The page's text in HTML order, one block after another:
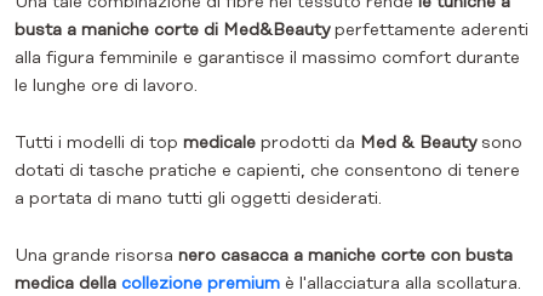
busta a maniche corte di Med&Beautyperfettamente aderenti
alla figura femminile e garantisce il massimo comfort durante
le lunghe ore di lavoro.
Tutti i modelli di top medicale prodotti da Med & Beautysono
dotati di tasche pratiche e capienti, che consentono di tenere
a portata di mano tutti gli oggetti desiderati.
Una grande risorsa nero casacca a maniche corte con busta
medica della collezione premium è l'allacciatura alla scollatura.